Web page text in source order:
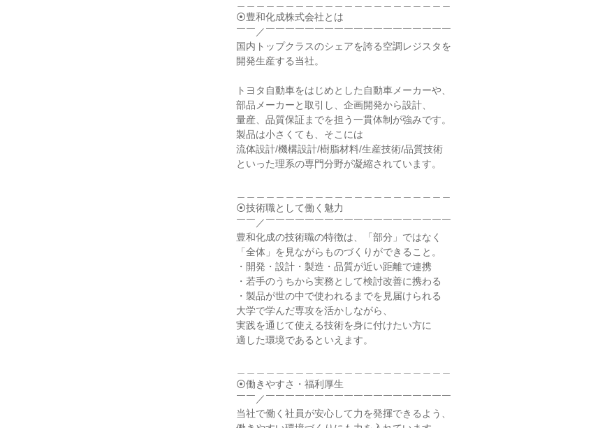
⦿豊和化成株式会社とは
￣￣／￣￣￣￣￣￣￣￣￣￣￣￣￣￣￣￣￣￣￣
国内トップクラスのシェアを誇る空調レジスタを
開発生産する当社。
トヨタ自動車をはじめとした自動車メーカーや、
部品メーカーと取引し、企画開発から設計、
量産、品質保証までを担う一貫体制が強みです。
製品は小さくても、そこには
流体設計/機構設計/樹脂材料/生産技術/品質技術
といった理系の専門分野が凝縮されています。
⦿技術職として働く魅力
￣￣／￣￣￣￣￣￣￣￣￣￣￣￣￣￣￣￣￣￣￣
豊和化成の技術職の特徴は、「部分」ではなく
「全体」を見ながらものづくりができること。
・開発・設計・製造・品質が近い距離で連携
・若手のうちから実務として検討改善に携わる
・製品が世の中で使われるまでを見届けられる
大学で学んだ専攻を活かしながら、
実践を通じて使える技術を身に付けたい方に
適した環境であるといえます。
⦿働きやすさ・福利厚生
￣￣／￣￣￣￣￣￣￣￣￣￣￣￣￣￣￣￣￣￣￣
当社で働く社員が安心して力を発揮できるよう、